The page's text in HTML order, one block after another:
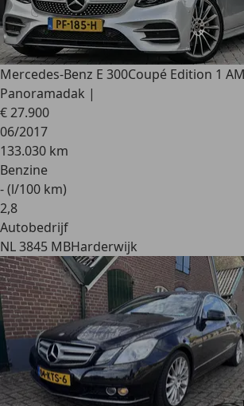
Mercedes-Benz E 300Coupé Edition 1
Panoramadak |
€ 27.900
06/2017
133.030 km
Benzine
- (l/100 km)
2,8
Autobedrijf
NL 3845 MBHarderwijk